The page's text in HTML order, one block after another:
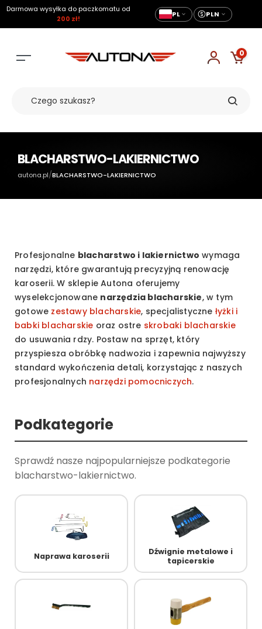
Darmowa wysyłka do paczkomatu od
200 zł!
PL PLN
0
BLACHARSTWO-LAKIERNICTWO
autona.pl/BLACHARSTWO-LAKIERNICTWO
Profesjonalne blacharstwo i lakiernictwo wymaga
narzędzi, które gwarantują precyzyjną renowację
karoserii. W sklepie Autona oferujemy
wyselekcjonowane narzędzia blacharskie, w tym
gotowe zestawy blacharskie, specjalistyczne łyżki i
babki blacharskie oraz ostre skrobaki blacharskie
do usuwania rdzy. Postaw na sprzęt, który
przyspiesza obróbkę nadwozia i zapewnia najwyższy
standard wykończenia detali, korzystając z naszych
profesjonalnych narzędzi pomocniczych.
Podkategorie
Sprawdź nasze najpopularniejsze podkategorie
blacharstwo-lakiernictwo.
Naprawa karoserii
Dźwignie metalowe i
tapicerskie